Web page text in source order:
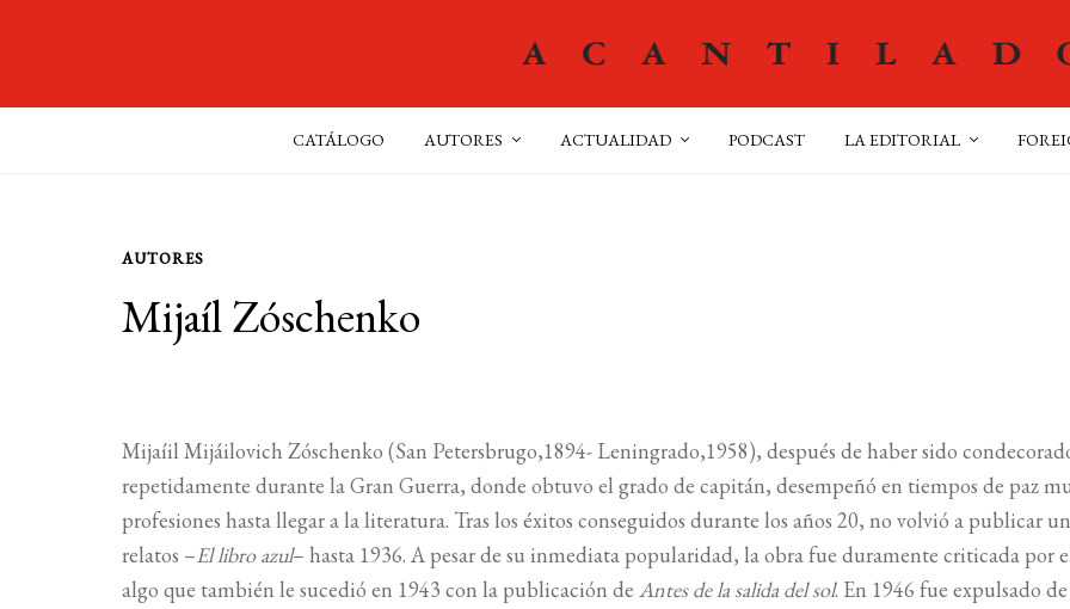
CATÁLOGO AUTORES ACTUALIDAD PODCAST LA EDITORIAL
AUTORES
Mijaíl Zóschenko
Mijaíil Mijáilovich Zóschenko (San Petersbrugo,1894- Leningrado,1958), después de haber sido
repetidamente durante la Gran Guerra, donde obtuvo el grado de capitán, desempeñó en tiempos de paz
profesiones hasta llegar a la literatura. Tras los éxitos conseguidos durante los años 20, no volvió a publicar
relatos –El libro azul– hasta 1936. A pesar de su inmediata popularidad, la obra fue duramente criticada por
algo que también le sucedió en 1943 con la publicación deAntes de la salida del sol. En 1946 fue expulsado